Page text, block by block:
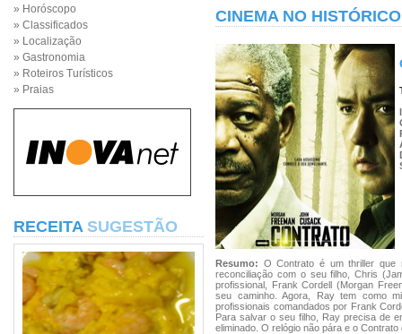
» Horóscopo
» Classificados
» Localização
» Gastronomia
» Roteiros Turísticos
» Praias
RECEITA SUGESTÃO
CINEMA NO HISTÓRICO
Resumo: O Contrato é um thriller que
reconciliação com o seu filho, Chris
profissional, Frank Cordell (Morgan
seu caminho. Agora, Ray tem como
profissionais comandados por Frank
Para salvar o seu filho, Ray precisa de
eliminado. O relógio não pára e o